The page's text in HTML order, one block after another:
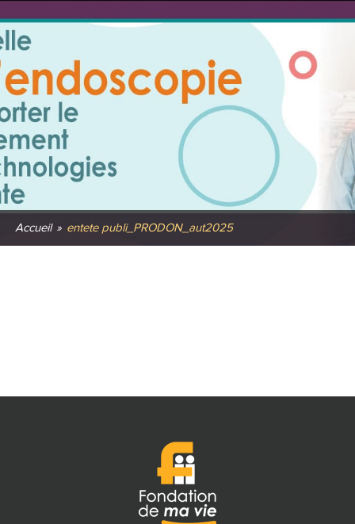
Accueil » entete publi_PRODON_aut2025